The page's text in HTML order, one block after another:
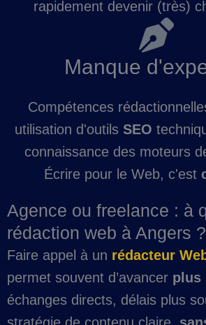
rapidement devenir (très)
Manque
Compétences
utilisation d'outils SEO
connaissance des moteurs
Écrire pour le Web, c'est
Agence ou freelance : à
rédaction web à Angers ?
Faire appel à un rédacteur
permet souvent d’avancer plus
échanges directs, délais plus